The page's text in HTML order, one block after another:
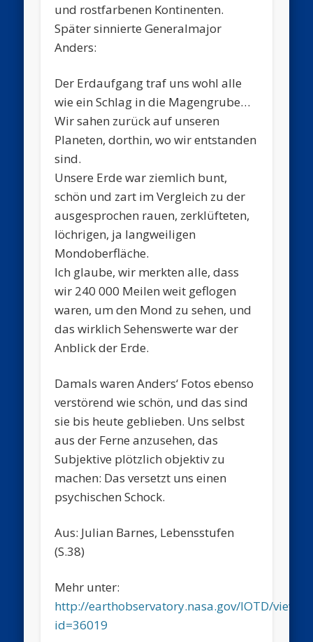
und rostfarbenen Kontinenten.
Später sinnierte Generalmajor
Anders:
Der Erdaufgang traf uns wohl alle
wie ein Schlag in die Magengrube…
Wir sahen zurück auf unseren
Planeten, dorthin, wo wir entstanden
sind.
Unsere Erde war ziemlich bunt,
schön und zart im Vergleich zu der
ausgesprochen rauen, zerklüfteten,
löchrigen, ja langweiligen
Mondoberfläche.
Ich glaube, wir merkten alle, dass
wir 240 000 Meilen weit geflogen
waren, um den Mond zu sehen, und
das wirklich Sehenswerte war der
Anblick der Erde.
Damals waren Anders‘ Fotos ebenso
verstörend wie schön, und das sind
sie bis heute geblieben. Uns selbst
aus der Ferne anzusehen, das
Subjektive plötzlich objektiv zu
machen: Das versetzt uns einen
psychischen Schock.
Aus: Julian Barnes, Lebensstufen
(S.38)
Mehr unter:
http://earthobservatory.nasa.gov/IOTD/
id=36019